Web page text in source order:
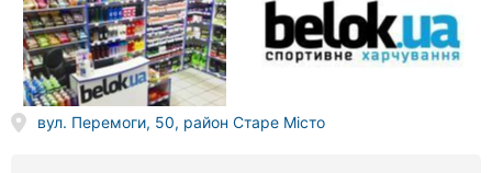
вул. Перемоги, 50, район Старе Місто